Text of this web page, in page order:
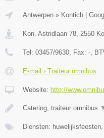
Antwerpen » Kontich
Kon. Astridlaan 78, 2550
Tel: 03457/9630, Fax: -,
E-mail › Traiteur omnibus
Website: http://
Catering, traiteur omnibus
Diensten: